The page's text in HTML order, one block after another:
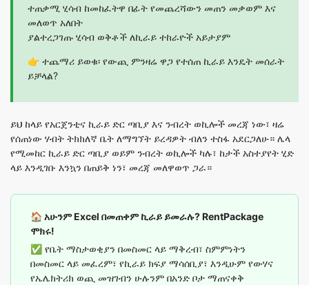
ተጠቃሚ ሂሳብ ከመከፈትዋ በፊት የመጨረሻውን መጠን መቃወም እና
መለወጥ አለበት
ያልተረጋገጡ ሂሳብ ወቅቶች ለኪራይ ተከራዮች አይታያም
👉 ተጨማሪ ይወቁ፡ የውጪ ምንዛሬ ዋጋ የተሰጠ ኪራይ እንዴት መሰራት
ይቻላል?
ይህ ከላይ የአርጀንቲና ኪራይ ድር ጣቢያ እና ንብረት ወኪሎች መረጃ ነው፣ ዛሬ
የሰጠነው ሃብት ትክክለኛ ቤት ለማግኘት ይረዳዎት ብለን ተስፋ አደርጋለሁ። ሌላ
የሚመከር ኪራይ ድር ጣቢያ ወይም ንብረት ወኪሎች ካሉ፣ ከታች አስተያየት ሂድ
ላይ እንዲገቡ እንኳን በጠይቅ ነን፣ መረጃ መለዋወጥ ጋራ።
🏠 አሁንም Excel በመጠቀም ኪራይ ይመራሉ? RentPackage
ሞክሩ!
✅ የቤት ማስታወቂያን በመስመር ላይ ማቅረብ፣ ስምምነትን
በመስመር ላይ መፈረም፣ የኪራይ ክፍያ ማሳሰቢያ፣ እንዲሁም የውሃና
የኤሌክትሪክ ወጪ መዝገብን ሁሉንም በአንድ ቦታ ማጠናቀቅ